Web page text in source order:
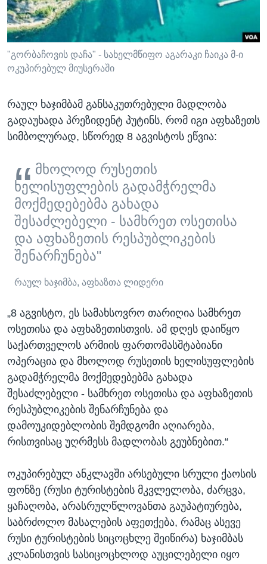
"გორბაჩოვის დაჩა" - სახელმწიფო აგარაკი ჩაიკა მ-ი
ოკუპირებულ მიუსერაში
რაულ ხაჯიმბამ განსაკუთრებული მადლობა
გადაუხადა პრეზიდენტ პუტინს, რომ იგი აფხაზეთს
სიმბოლურად, სწორედ 8 აგვისტოს ეწვია:
მხოლოდ რუსეთის
ხელისუფლების გადამჭრელმა
მოქმედებებმა გახადა
შესაძლებელი - სამხრეთ ოსეთისა
და აფხაზეთის რესპუბლიკების
შენარჩუნება"
რაულ ხაჯიმბა, აფხაზთა ლიდერი
„8 აგვისტო, ეს სამახსოვრო თარიღია სამხრეთ
ოსეთისა და აფხაზეთისთვის. ამ დღეს დაიწყო
საქართველოს არმიის ფართომასშტაბიანი
ოპერაცია და მხოლოდ რუსეთის ხელისუფლების
გადამჭრელმა მოქმედებებმა გახადა
შესაძლებელი - სამხრეთ ოსეთისა და აფხაზეთის
რესპუბლიკების შენარჩუნება და
დამოუკიდებლობის შემდგომი აღიარება,
რისთვისაც უღრმესს მადლობას გეუბნებით.“
ოკუპირებულ ანკლავში არსებული სრული ქაოსის
ფონზე (რუსი ტურისტების მკვლელობა, ძარცვა,
ყაჩაღობა, არასრულწლოვანთა გაუპატიურება,
საბრძოლო მასალების აფეთქება, რამაც ასევე
რუსი ტურისტების სიცოცხლე შეიწირა) ხაჯიმბას
კლანისთვის სასიცოცხლოდ აუცილებელი იყო